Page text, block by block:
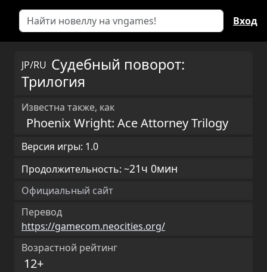
Вход
JP/RU Судебный поворот:
Трилогия
Известна также, как
Phoenix Wright: Ace Attorney Trilogy
Версия игры: 1.0
Продолжительность: ~21ч 0мин
Официальный сайт
Перевод
https://gamecom.neocities.org/
Возрастной рейтинг
12+